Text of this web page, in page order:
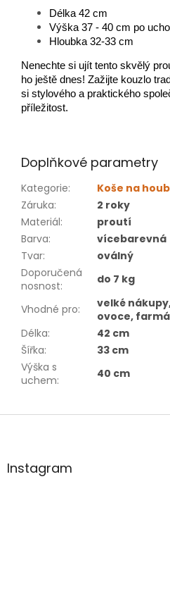
Délka 42 cm
Výška 37 - 40 cm po
Hloubka 32-33 cm
Nenechte si ujít tento skvělý
ho ještě dnes! Zažijte kouzlo
si stylového a praktického
příležitost.
Doplňkové parametry
Kategorie:
Koše na
Záruka:
2 roky
Materiál:
proutí
Barva:
vícebarevná
Tvar:
oválný
Doporučená
nosnost: do 7 kg
Vhodné pro:
velké
ovoce,
Délka:
42 cm
Šířka:
33 cm
Výška s
uchem: 40 cm
Z
aInstagram